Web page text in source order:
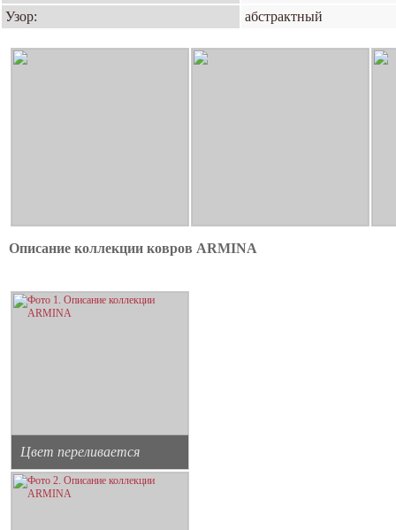
Узор:
абстрактный
Описание коллекции ковров ARMINA
Цвет переливается